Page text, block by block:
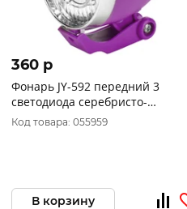
360 p
Фонарь JY-592 передний 3
светодиода серебристо-
фиолетовый 560094
Код товара: 055959
В корзину